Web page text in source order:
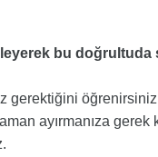
bu doğrultuda
gerektiğini
ayırmanıza gerek